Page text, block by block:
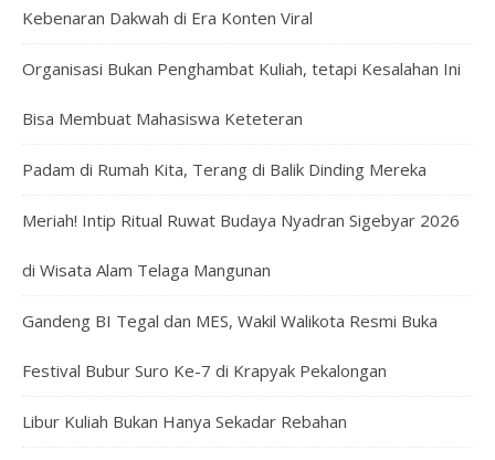
Kebenaran Dakwah di Era Konten Viral
Organisasi Bukan Penghambat Kuliah, tetapi Kesalahan Ini
Bisa Membuat Mahasiswa Keteteran
Padam di Rumah Kita, Terang di Balik Dinding Mereka
Meriah! Intip Ritual Ruwat Budaya Nyadran Sigebyar 2026
di Wisata Alam Telaga Mangunan
Gandeng BI Tegal dan MES, Wakil Walikota Resmi Buka
Festival Bubur Suro Ke-7 di Krapyak Pekalongan
Libur Kuliah Bukan Hanya Sekadar Rebahan